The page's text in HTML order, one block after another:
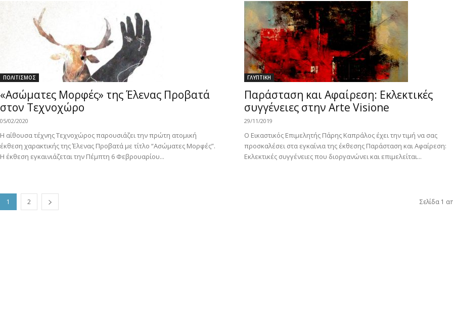
ΠΟΛΙΤΙΣΜΟΣ
«Ασώματες Μορφές» της Έλενας Προβατά
στον Τεχνοχώρο
05/02/2020
Η αίθουσα τέχνης Τεχνοχώρος παρουσιάζει την πρώτη ατομική
έκθεση χαρακτικής της Έλενας Προβατά με τίτλο “Ασώματες Μορφές”.
Η έκθεση εγκαινιάζεται την Πέμπτη 6 Φεβρουαρίου...
ΓΛΥΠΤΙΚΗ
Παράσταση και Αφαίρεση: Εκλεκτικές
συγγένειες στην Arte Visione
29/11/2019
O Εικαστικός Επιμελητής Πάρης Καπράλος έχει την τιμή να σας
προσκαλέσει στα εγκαίνια της έκθεσης Παράσταση και Αφαίρεση:
Εκλεκτικές συγγένειες που διοργανώνει και επιμελείται...
1 2 Σελίδα 1